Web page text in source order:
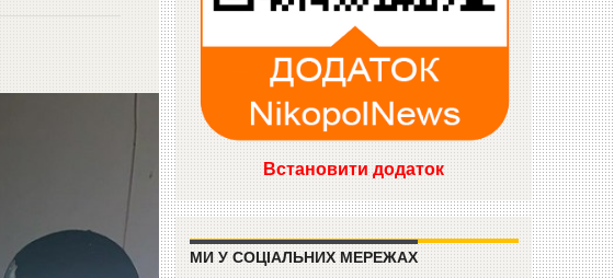
Встановити додаток
МИ У СОЦІАЛЬНИХ МЕРЕЖАХ